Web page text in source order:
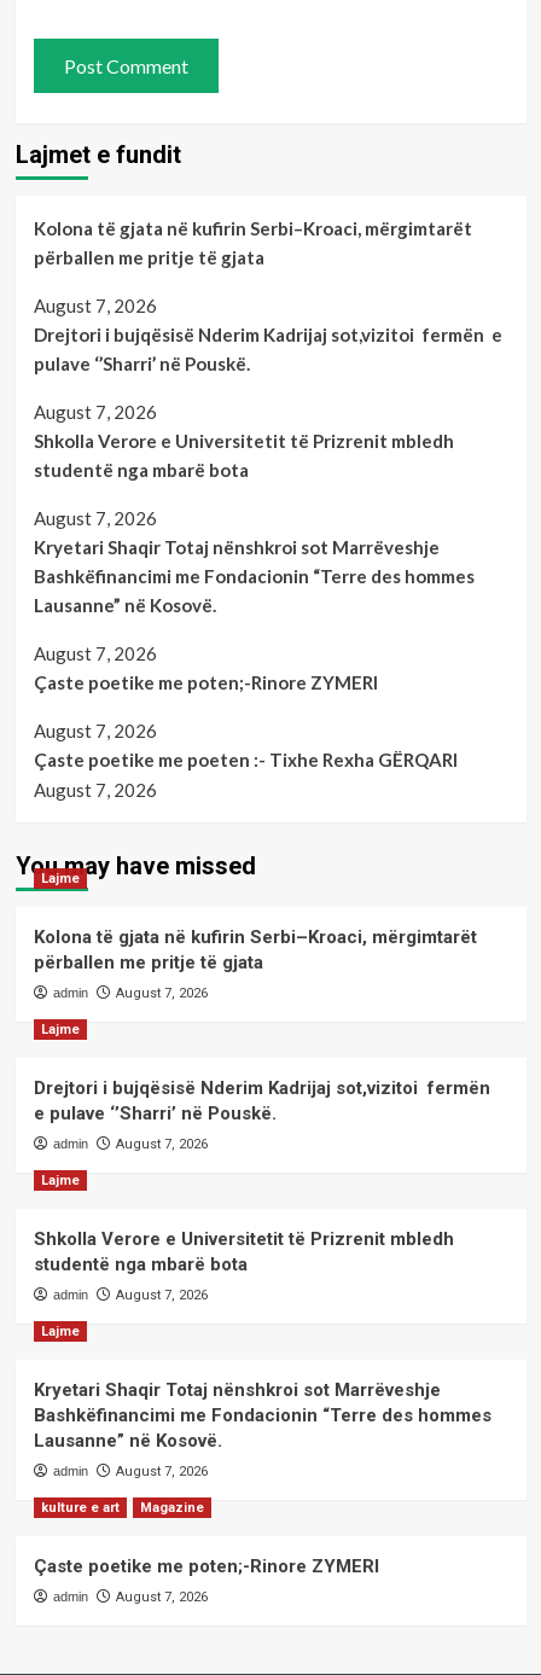
Lajmet e fundit
Kolona të gjata në kufirin Serbi–Kroaci, mërgimtarët
përballen me pritje të gjata
August 7, 2026
Drejtori i bujqësisë Nderim Kadrijaj sot,vizitoi fermën e
pulave ‘’Sharri’ në Pouskë.
August 7, 2026
Shkolla Verore e Universitetit të Prizrenit mbledh
studentë nga mbarë bota
August 7, 2026
Kryetari Shaqir Totaj nënshkroi sot Marrëveshje
Bashkëfinancimi me Fondacionin “Terre des hommes
Lausanne” në Kosovë.
August 7, 2026
Çaste poetike me poten;-Rinore ZYMERI
August 7, 2026
Çaste poetike me poeten :- Tixhe Rexha GËRQARI
August 7, 2026
You may have missed
Lajme
Kolona të gjata në kufirin Serbi–Kroaci, mërgimtarët
përballen me pritje të gjata
admin August 7, 2026
Lajme
Drejtori i bujqësisë Nderim Kadrijaj sot,vizitoi fermën
e pulave ‘’Sharri’ në Pouskë.
admin August 7, 2026
Lajme
Shkolla Verore e Universitetit të Prizrenit mbledh
studentë nga mbarë bota
admin August 7, 2026
Lajme
Kryetari Shaqir Totaj nënshkroi sot Marrëveshje
Bashkëfinancimi me Fondacionin “Terre des hommes
Lausanne” në Kosovë.
admin August 7, 2026
kulture e art Magazine
Çaste poetike me poten;-Rinore ZYMERI
admin August 7, 2026